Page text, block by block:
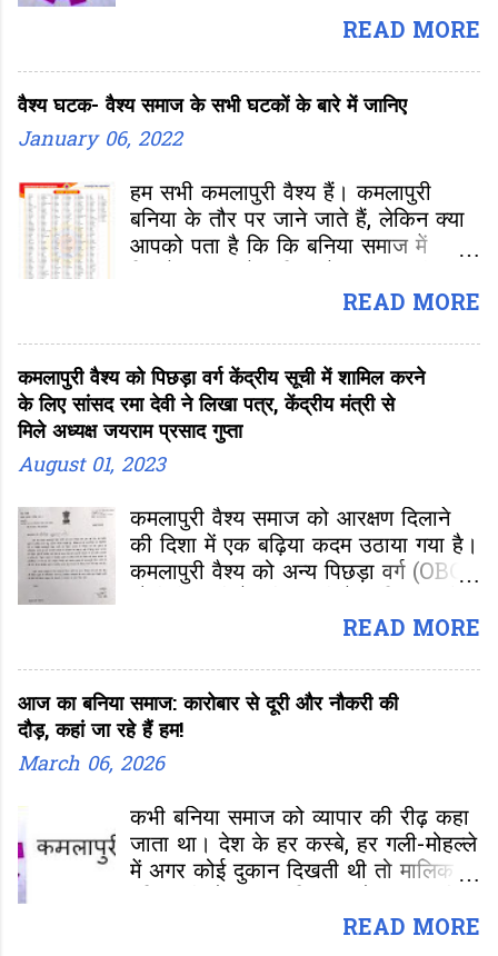
n
t
समृद्ध नगर था। इसका वर्णन 12वीं शताब्दी में
प्रख्यात संस्कृत इतिहास ग्रन्थ राजतरंगिनी
में हैं। कमलापुरी के मूल निवासी होने के
कारण यह वैश्य उपवर्ग कमलापुरी के नाम से
READ MORE
वैश्य घटक- वैश्य समाज के सभी घटकों के बारे में जानिए
January 06, 2022
हम सभी कमलापुरी वैश्य हैं। कमलापुरी
बनिया के तौर पर जाने जाते हैं, लेकिन क्या
आपको पता है कि कि बनिया समाज में
रौनियार, तैलिक, साहू, अग्रवाल, परवाल ना
महासम्मेलन की ओर से वैश्य समाज के बारे में
जुटाई गई जानकारी के अनुसार
READ MORE
कमलापुरी वैश्य को पिछड़ा वर्ग केंद्रीय सूची में शामिल करने
के लिए सांसद रमा देवी ने लिखा पत्र, केंद्रीय मंत्री से
मिले अध्यक्ष जयराम प्रसाद गुप्ता
August 01, 2023
कमलापुरी वैश्य समाज को आरक्षण दिलाने
की दिशा में एक बढ़िया कदम उठाया गया है।
कमलापुरी वैश्य को अन्य पिछड़ा वर्ग (OBC-
के लिए सांसद रमा देवी ने केंद्रीय सामाजिक
पत्र लिखा है। केंद्रीय मंत्री को लिखे पत्र
में सामाजिक न्याय एवं अधिकारिता संबंधी
स्थायी समिति की सहसभापति रामादेवी ने
कमलापुरी वैश्य जाति को अन्य पिछड़ा वर्ग
उचित कदम उठाने की मांग की है।
READ MORE
आज का बनिया समाज: कारोबार से दूरी और नौकरी की
दौड़, कहां जा रहे हैं हम!
March 06, 2026
कभी बनिया समाज को व्यापार की रीढ़ कहा
जाता था। देश के हर कस्बे, हर गली-मोहल्ले
में अगर कोई दुकान दिखती थी तो मालिक
गहना हो या अनाज “बनिया” नाम अपने आप
READ MORE